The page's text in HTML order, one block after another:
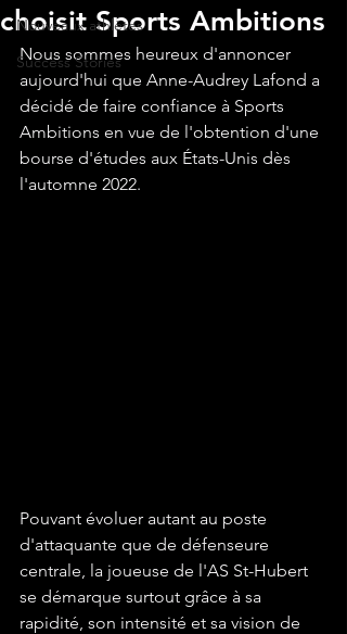
Nouveaux athlètes
Success Stories
choisit Sports Ambitions
Nous sommes heureux d'annoncer
aujourd'hui que Anne-Audrey Lafond a
décidé de faire confiance à Sports
Ambitions en vue de l'obtention d'une
bourse d'études aux États-Unis dès
l'automne 2022.
Pouvant évoluer autant au poste
d'attaquante que de défenseure
centrale, la joueuse de l'AS St-Hubert
se démarque surtout grâce à sa
rapidité, son intensité et sa vision de